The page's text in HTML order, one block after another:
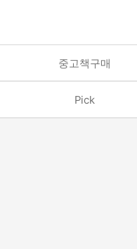
중고책구매
Pick